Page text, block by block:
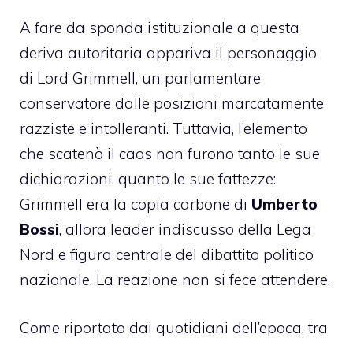
A fare da sponda istituzionale a questa
deriva autoritaria appariva il personaggio
di Lord Grimmell, un parlamentare
conservatore dalle posizioni marcatamente
razziste e intolleranti. Tuttavia, l’elemento
che scatenò il caos non furono tanto le sue
dichiarazioni, quanto le sue fattezze:
Grimmell era la copia carbone di Umberto
Bossi, allora leader indiscusso della Lega
Nord e figura centrale del dibattito politico
nazionale. La reazione non si fece attendere.
Come riportato dai quotidiani dell’epoca, tra